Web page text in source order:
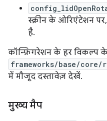
स्क्रीन के ओरिएंटेशन
है.
कॉन्फ़िगरेशन के हर विकल्प के
frameworks/base/
में मौजूद दस्तावेज़ देखें.
मुख्य मैप